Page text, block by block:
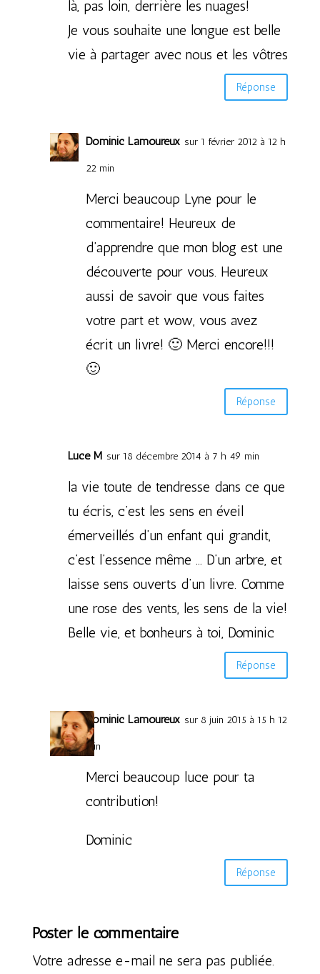
là, pas loin, derrière les nuages!
Je vous souhaite une longue est belle
vie à partager avec nous et les vôtres
Réponse
Dominic Lamoureux sur 1 février 2012 à 12 h
22 min
Merci beaucoup Lyne pour le
commentaire! Heureux de
d’apprendre que mon blog est une
découverte pour vous. Heureux
aussi de savoir que vous faites
votre part et wow, vous avez
écrit un livre! 🙂 Merci encore!!!
🙂
Réponse
Luce M sur 18 décembre 2014 à 7 h 49 min
la vie toute de tendresse dans ce que
tu écris, c’est les sens en éveil
émerveillés d’un enfant qui grandit,
c’est l’essence même … D’un arbre, et
laisse sens ouverts d’un livre. Comme
une rose des vents, les sens de la vie!
Belle vie, et bonheurs à toi, Dominic
Réponse
Dominic Lamoureux sur 8 juin 2015 à 15 h 12
min
Merci beaucoup luce pour ta
contribution!
Dominic
Réponse
Poster le commentaire
Votre adresse e-mail ne sera pas publiée.